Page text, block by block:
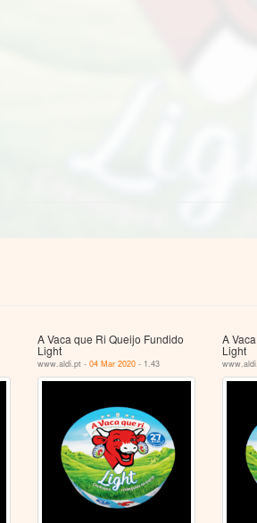
A Vaca que Ri Queijo Fundido
Light
www.aldi.pt -04 Mar 2020 - 1.43
A
Light